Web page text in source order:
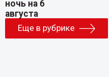
Еще в рубрике